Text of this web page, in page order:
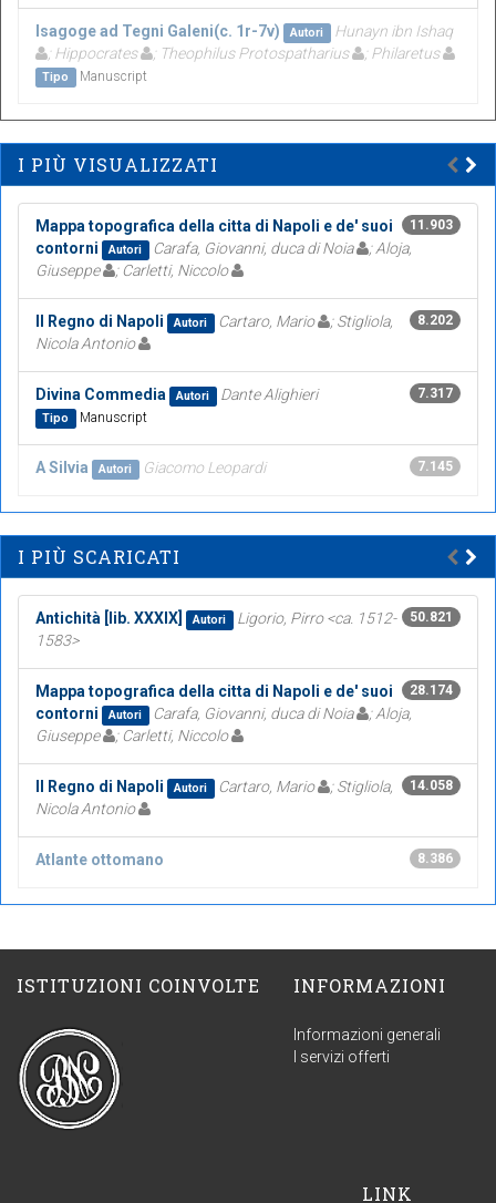
Isagoge ad Tegni Galeni(c. 1r-7v) Autori
Hunayn ibn Ishaq
; Hippocrates
; Theophilus Protospatharius ; Philaretus
Tipo Manuscript
I PIÙ VISUALIZZATI
11.903
Mappa topografica della citta di Napoli e de' suoi
contorni
Autori Carafa, Giovanni, duca di Noia
; Aloja,
Giuseppe
; Carletti, Niccolo
8.202
Il Regno di Napoli Autori Cartaro, Mario
; Stigliola,
Nicola Antonio
7.317
Divina Commedia Autori Dante Alighieri
Tipo Manuscript
7.145
A Silvia Autori Giacomo Leopardi
I PIÙ SCARICATI
50.821
Antichità [lib. XXXIX] Autori
Ligorio, Pirro <ca. 1512-
1583>
28.174
Mappa topografica della citta di Napoli e de' suoi
contorni
Autori Carafa, Giovanni, duca di Noia
; Aloja,
Giuseppe
; Carletti, Niccolo
14.058
Il Regno di Napoli Autori Cartaro, Mario
; Stigliola,
Nicola Antonio
8.386
Atlante ottomano
ISTITUZIONI COINVOLTE INFORMAZIONI
Informazioni generali
I servizi offerti
LINK